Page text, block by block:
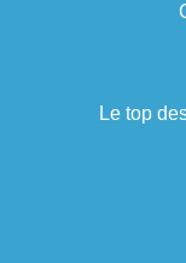
Le top